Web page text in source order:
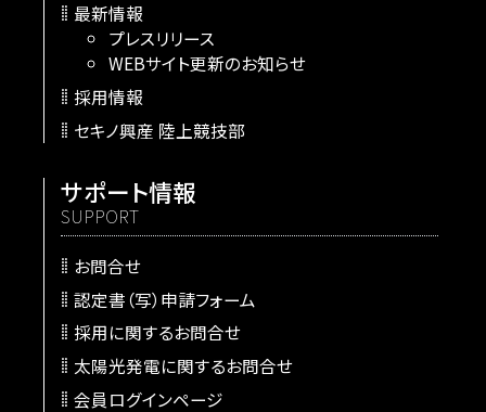
最新情報
プレスリリース
WEBサイト更新のお知らせ
採用情報
セキノ興産 陸上競技部
サポート情報
SUPPORT
お問合せ
認定書（写）申請フォーム
採用に関するお問合せ
太陽光発電に関するお問合せ
会員ログインページ